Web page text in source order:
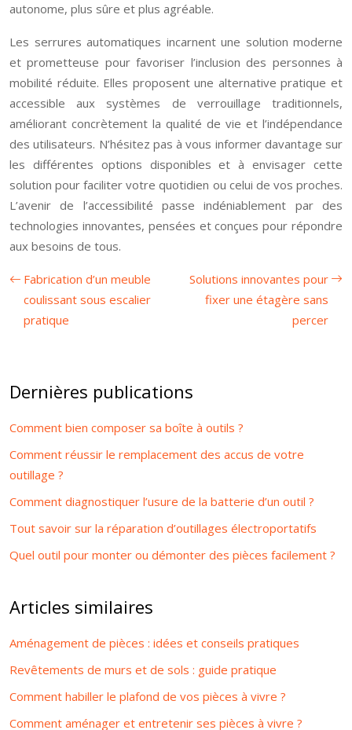
autonome, plus sûre et plus agréable.
Les serrures automatiques incarnent une solution moderne
et prometteuse pour favoriser l’inclusion des personnes à
mobilité réduite. Elles proposent une alternative pratique et
accessible aux systèmes de verrouillage traditionnels,
améliorant concrètement la qualité de vie et l’indépendance
des utilisateurs. N’hésitez pas à vous informer davantage sur
les différentes options disponibles et à envisager cette
solution pour faciliter votre quotidien ou celui de vos proches.
L’avenir de l’accessibilité passe indéniablement par des
technologies innovantes, pensées et conçues pour répondre
aux besoins de tous.
Fabrication d’un meuble
coulissant sous escalier
pratique
Solutions innovantes pour
fixer une étagère sans
percer
Dernières publications
Comment bien composer sa boîte à outils ?
Comment réussir le remplacement des accus de votre
outillage ?
Comment diagnostiquer l’usure de la batterie d’un outil ?
Tout savoir sur la réparation d’outillages électroportatifs
Quel outil pour monter ou démonter des pièces facilement ?
Articles similaires
Aménagement de pièces : idées et conseils pratiques
Revêtements de murs et de sols : guide pratique
Comment habiller le plafond de vos pièces à vivre ?
Comment aménager et entretenir ses pièces à vivre ?